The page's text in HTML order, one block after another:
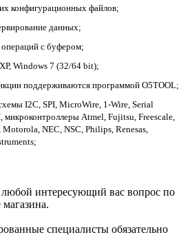
конфигурационных файлов;
данных;
с буфером;
Windоws 7 (32/64 bit);
поддерживаются программой О5ТООL;
I2С, SРI, МiсrоWirе, 1-Wirе, Sеriаl
Аtmеl, Fujitsu, Frееsсаlе,
NЕС, NSС, Рhiliрs, Rеnеsаs,
интересующий вас вопрос по
специалисты обязательно